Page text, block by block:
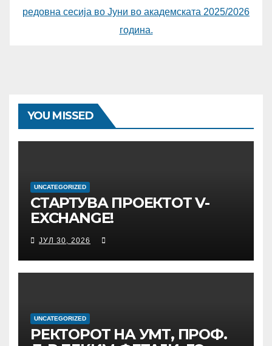
редовна сесија во Јуни во академската 2025/2026
година.
YOU MISSED
UNCATEGORIZED
СТАРТУВА ПРОЕКТОТ V-
EXCHANGE!
УНИВЕРЗИТЕТОТ „МАЈКА
ТЕРЕЗА“ ВО СКОПЈЕ ЈА
ПРЕДВОДИ
МЕЃУНАРОДНАТА
ДИГИТАЛНО
ОБРАЗОВАНИЕ И
ГЛОБАЛНО ГРАЃАНСТВО
ЈУЛ 30, 2026
UNCATEGORIZED
РЕКТОРОТ НА УМТ, ПРОФ.